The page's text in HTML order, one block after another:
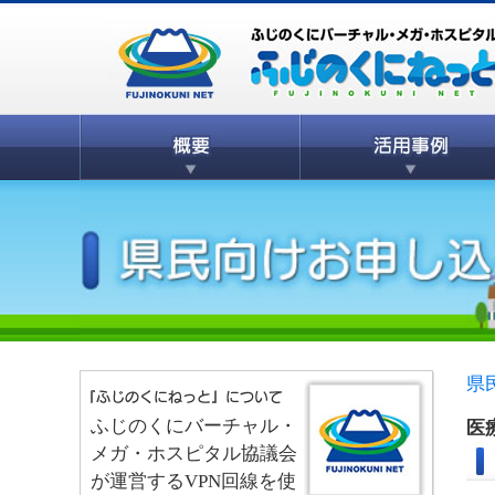
県
医
ふじのくにバーチャル・
メガ・ホスピタル協議会
が運営するVPN回線を使